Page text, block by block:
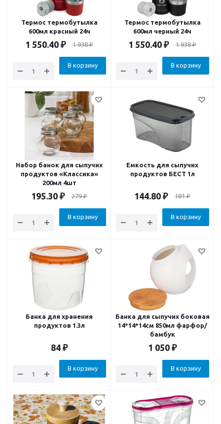
Термос термобутылка
600мл красный 24ч
1 550.40 ₽ 1 938₽
В корзину
Термос термобутылка
600мл черный 24ч
1 550.40 ₽ 1 938₽
В корзину
Набор банок для сыпучих
продуктов «Классика»
200мл 4шт
195.30 ₽ 279₽
В корзину
Емкость для сыпучих
продуктов БЕСТ 1л
144.80 ₽ 181₽
В корзину
Банка для хранения
продуктов 1.3л
84 ₽
В корзину
Банка для сыпучих боковая
14*14*14см 850мл фарфор/
бамбук
1 050 ₽
В корзину